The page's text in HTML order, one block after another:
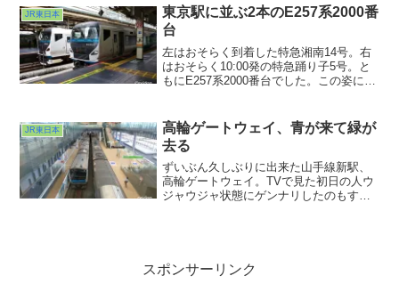
します」のアナウンス。ははぁ、アレだ
な。カメラを準備して待っている
と・・・来ました。
JR東日本
東京駅に並ぶ2本のE257系2000番
台
左はおそらく到着した特急湘南14号。右
はおそらく10:00発の特急踊り子5号。と
もにE257系2000番台でした。この姿にな
住んでいたころまだ武田菱の外装だった
中央ライナー（おぉ）によく乗りました
っけねぇ・・・。
JR東日本
高輪ゲートウェイ、青が来て緑が
去る
ずいぶん久しぶりに出来た山手線新駅、
高輪ゲートウェイ。TVで見た初日の人ウ
ジャウジャ状態にゲンナリしたのもすで
が目立ったラッシュ後の駅の様子でし
スポンサーリンク